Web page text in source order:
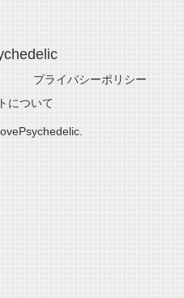
プライバシーポリシー
について